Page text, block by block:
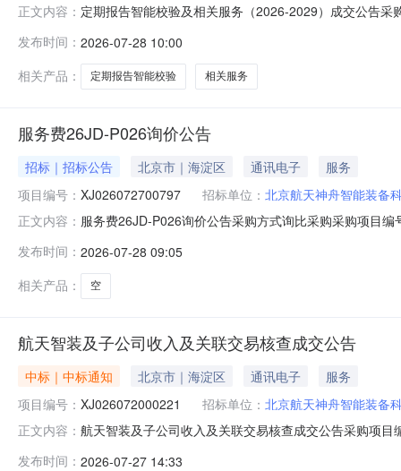
正文内容： 定期报告智能校验及相关服务（2026-2029）成交公告
发布时间： 2026-07-28 10:00
相关产品：
定期报告智能校验 相关服务
服务费26JD-P026询价公告
招标｜招标公告 北京市｜海淀区 通讯电子
服务
项目编号： XJ026072700797 招标单位： 北京航天神舟智能装备
正文内容： 服务费26JD-P026询价公告采购方式询比采购采购项目
告.pdf查看附件：wKgVgGpm-EmEIYW5AAAAAM0r-
发布时间： 2026-07-28 09:05
相关产品：
空
航天智装及子公司收入及关联交易核查成交公告
中标｜中标通知 北京市｜海淀区 通讯电子
服务
项目编号： XJ026072000221 招标单位： 北京航天神舟智能装备
正文内容： 航天智装及子公司收入及关联交易核查成交公告采购项
发布时间： 2026-07-27 14:33